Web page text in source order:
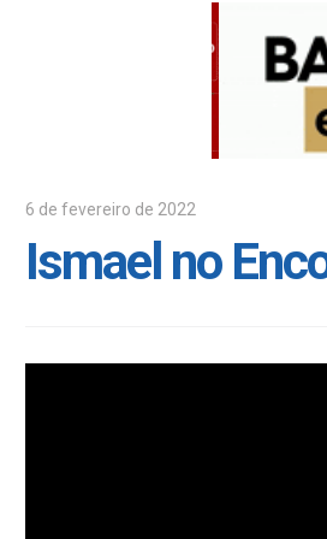
6 de fevereiro de 2022
Ismael no